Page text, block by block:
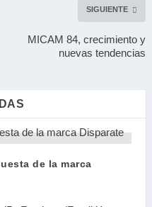
SIGUIENTE
MICAM 84, crecimiento y
nuevas tendencias
de la marca